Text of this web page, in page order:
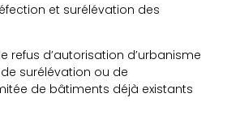
et surélévation des
refus d’autorisation d’urbanisme
surélévation ou de
de bâtiments déjà existants